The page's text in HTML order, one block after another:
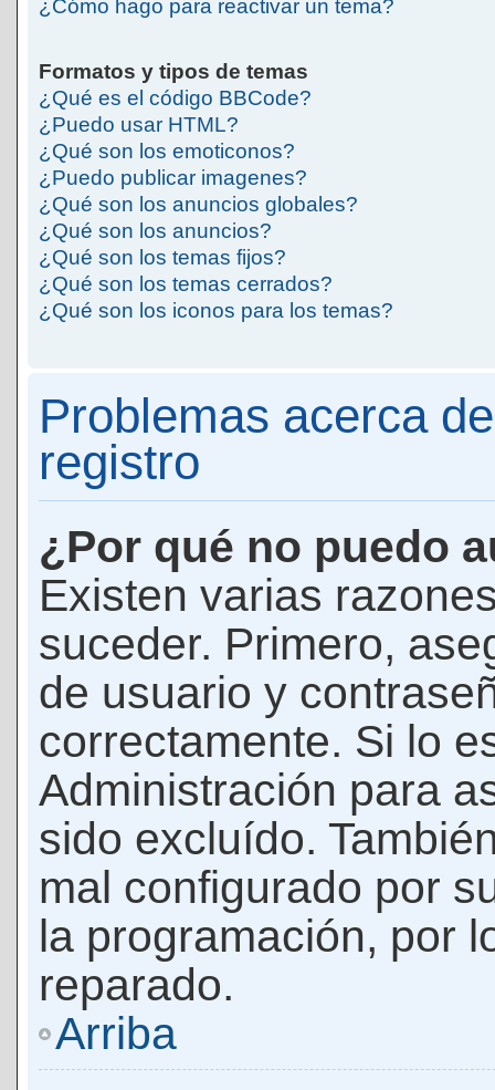
¿Cómo hago para reactivar un tema?
Formatos y tipos de temas
¿Qué es el código BBCode?
¿Puedo usar HTML?
¿Qué son los emoticonos?
¿Puedo publicar imagenes?
¿Qué son los anuncios globales?
¿Qué son los anuncios?
¿Qué son los temas fijos?
¿Qué son los temas cerrados?
¿Qué son los iconos para los temas?
Problemas acerca
registro
¿Por qué no puedo
Existen varias
suceder. Primero,
de usuario y
correctamente. Si lo
Administración para
sido excluído.
mal configurado por
la programación, por
reparado.
Arriba